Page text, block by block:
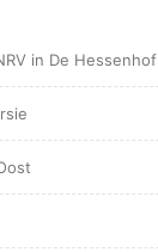
in De Hessenhof